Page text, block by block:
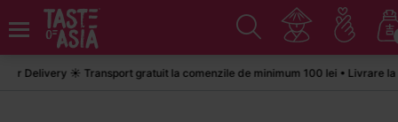
Delivery ☀️ Transport gratuit la comenzile de minimum 100 lei • Livrare la